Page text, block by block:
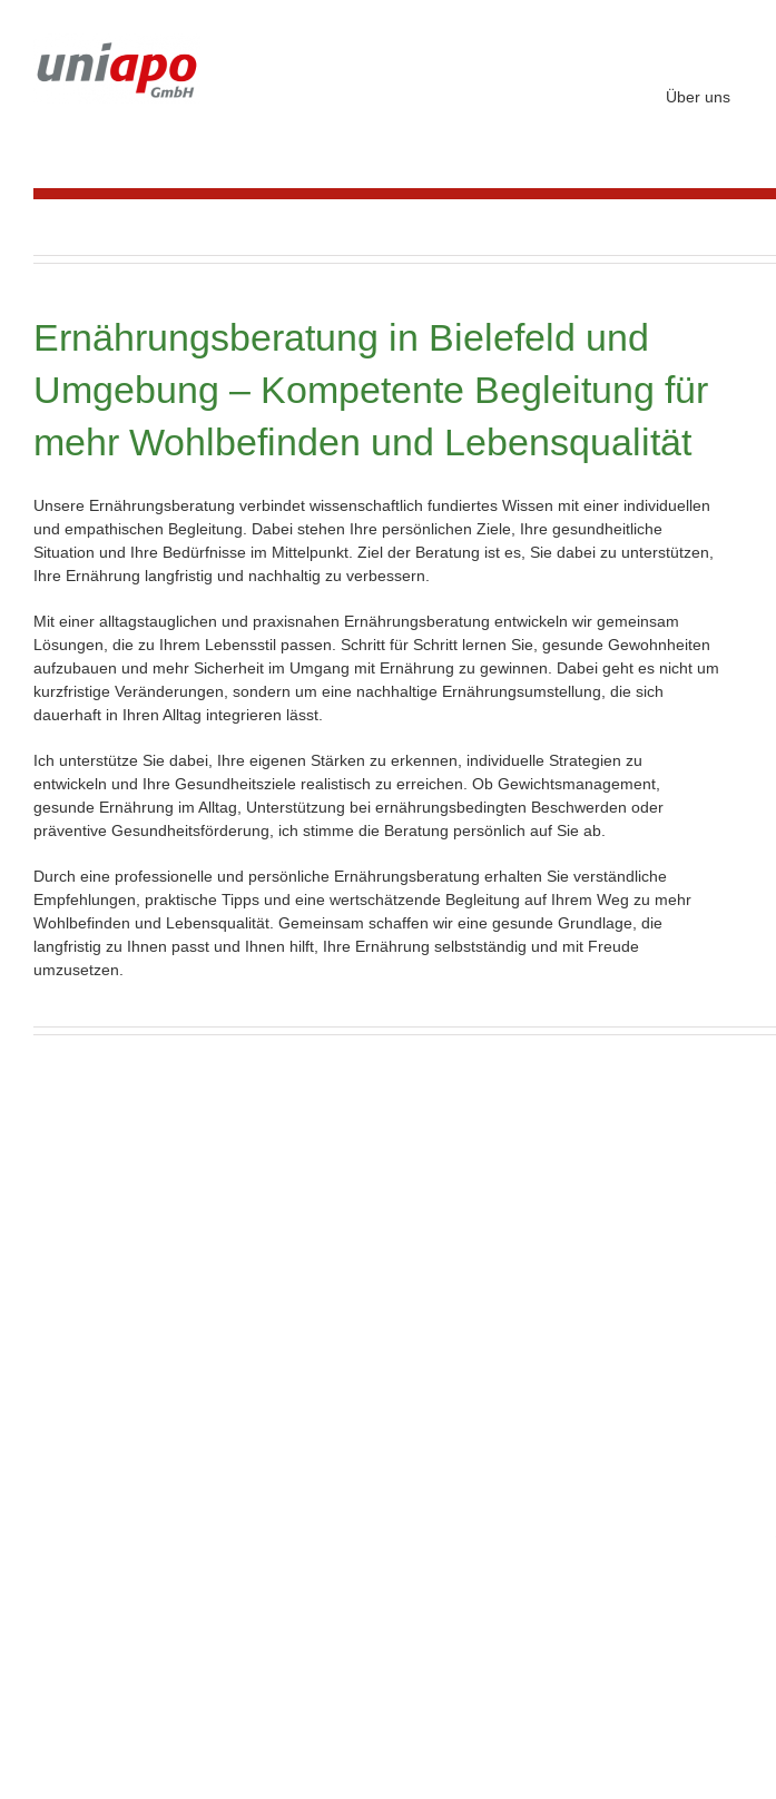
content
Über uns
Ernährungsberatung in Bielefeld und
Umgebung – Kompetente Begleitung für
mehr Wohlbefinden und Lebensqualität
Unsere Ernährungsberatung verbindet wissenschaftlich fundiertes Wissen mit einer individuellen
und empathischen Begleitung. Dabei stehen Ihre persönlichen Ziele, Ihre gesundheitliche
Situation und Ihre Bedürfnisse im Mittelpunkt. Ziel der Beratung ist es, Sie dabei zu unterstützen,
Ihre Ernährung langfristig und nachhaltig zu verbessern.
Mit einer alltagstauglichen und praxisnahen Ernährungsberatung entwickeln wir gemeinsam
Lösungen, die zu Ihrem Lebensstil passen. Schritt für Schritt lernen Sie, gesunde Gewohnheiten
aufzubauen und mehr Sicherheit im Umgang mit Ernährung zu gewinnen. Dabei geht es nicht um
kurzfristige Veränderungen, sondern um eine nachhaltige Ernährungsumstellung, die sich
dauerhaft in Ihren Alltag integrieren lässt.
Ich unterstütze Sie dabei, Ihre eigenen Stärken zu erkennen, individuelle Strategien zu
entwickeln und Ihre Gesundheitsziele realistisch zu erreichen. Ob Gewichtsmanagement,
gesunde Ernährung im Alltag, Unterstützung bei ernährungsbedingten Beschwerden oder
präventive Gesundheitsförderung, ich stimme die Beratung persönlich auf Sie ab.
Durch eine professionelle und persönliche Ernährungsberatung erhalten Sie verständliche
Empfehlungen, praktische Tipps und eine wertschätzende Begleitung auf Ihrem Weg zu mehr
Wohlbefinden und Lebensqualität. Gemeinsam schaffen wir eine gesunde Grundlage, die
langfristig zu Ihnen passt und Ihnen hilft, Ihre Ernährung selbstständig und mit Freude
umzusetzen.